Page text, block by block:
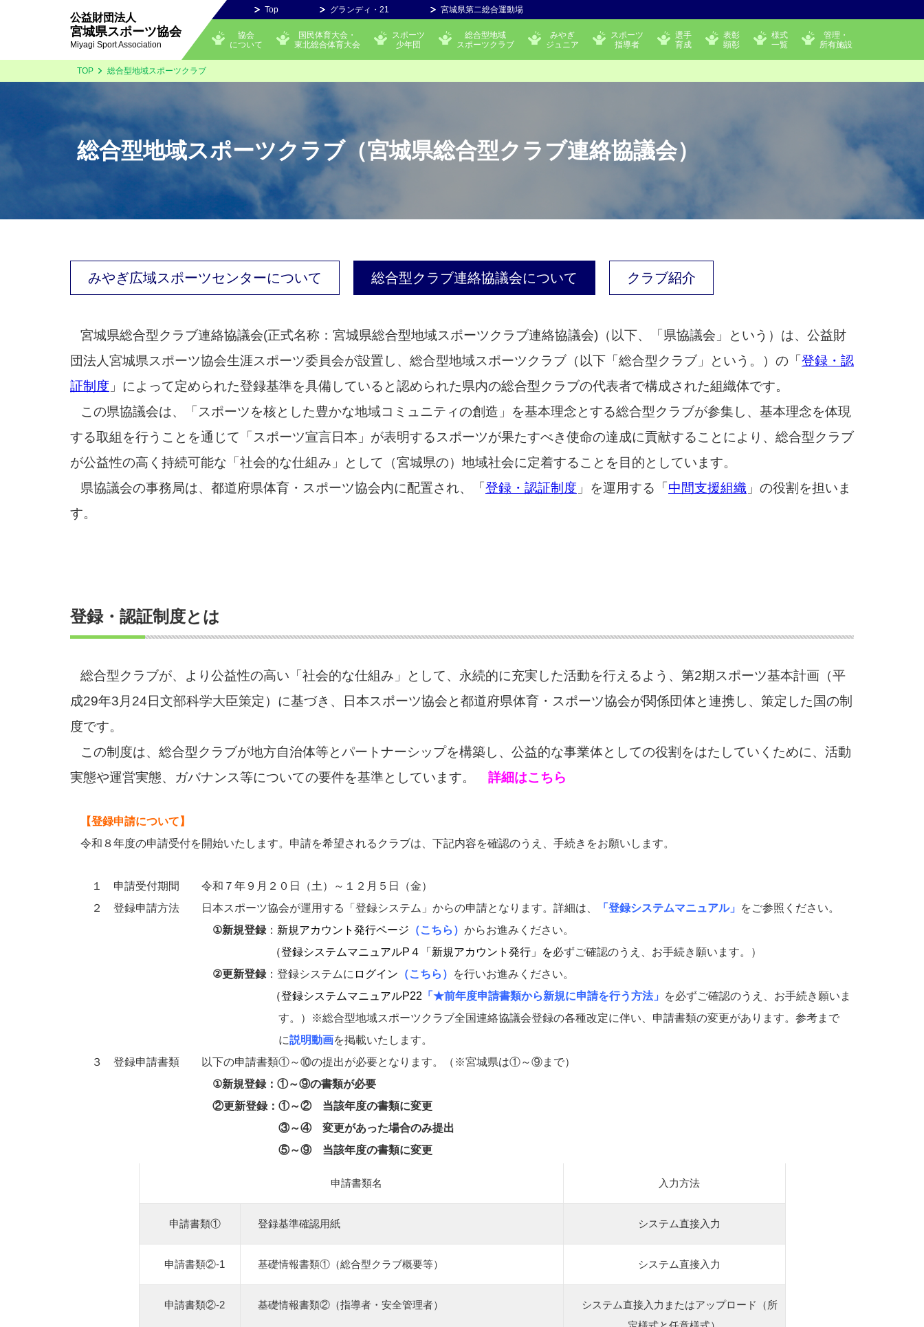
公益財団法人
宮城県スポーツ協会
Miyagi Sport Association
Top グランディ・21 宮城県第二総合運動場
協会
について
国民体育大会・
東北総合体育大会
スポーツ
少年団
総合型地域
スポーツクラブ
みやぎ
ジュニア
スポーツ
指導者
選手
育成
表彰
顕彰
様式
一覧
管理・
所有施設
TOP 総合型地域スポーツクラブ
総合型地域スポーツクラブ（宮城県総合型クラブ連絡協議会）
みやぎ広域スポーツセンターについて 総合型クラブ連絡協議会について クラブ紹介
宮城県総合型クラブ連絡協議会(正式名称：宮城県総合型地域スポーツクラブ連絡協議会)（以下、「県協議会」という）は、公益財
団法人宮城県スポーツ協会生涯スポーツ委員会が設置し、総合型地域スポーツクラブ（以下「総合型クラブ」という。）の「 登録・認
証制度 」によって定められた登録基準を具備していると認められた県内の総合型クラブの代表者で構成された組織体です。
この県協議会は、「スポーツを核とした豊かな地域コミュニティの創造」を基本理念とする総合型クラブが参集し、基本理念を体現
する取組を行うことを通じて「スポーツ宣言日本」が表明するスポーツが果たすべき使命の達成に貢献することにより、総合型クラブ
が公益性の高く持続可能な「社会的な仕組み」として（宮城県の）地域社会に定着することを目的としています。
県協議会の事務局は、都道府県体育・スポーツ協会内に配置され、「 登録・認証制度 」を運用する「 中間支援組織 」の役割を担いま
す。
登録・認証制度とは
総合型クラブが、より公益性の高い「社会的な仕組み」として、永続的に充実した活動を行えるよう、第2期スポーツ基本計画（平
成29年3月24日文部科学大臣策定）に基づき、日本スポーツ協会と都道府県体育・スポーツ協会が関係団体と連携し、策定した国の制
度です。
この制度は、総合型クラブが地方自治体等とパートナーシップを構築し、公益的な事業体としての役割をはたしていくために、活動
実態や運営実態、ガバナンス等についての要件を基準としています。 詳細はこちら
【登録申請について】
令和８年度の申請受付を開始いたします。申請を希望されるクラブは、下記内容を確認のうえ、手続きをお願いします。
１ 申請受付期間 令和７年９月２０日（土）～１２月５日（金）
２ 登録申請方法 日本スポーツ協会が運用する「登録システム」からの申請となります。詳細は、
「 登録システムマニュアル」
をご参照ください。
①新規登録 ： 新規アカウント発行ページ （こちら） からお進みください。
（登録システムマニュアルP４「新規アカウント発行」を必ずご確認のうえ、お手続き願いま す。）
②更新登録 ：登録システムに ログイン （こちら）
を行いお進みください。
（登録システムマニュアルP22 「 ★前年度申請書類から新規に申請を行う方法」 を必ずご確認のうえ、お手続き願いま
す。）※総合型地域スポーツクラブ全国連絡協議会登録の各種改定に伴い、申請書類の変更があります。参考まで
に説明動画を掲載いたします。
３ 登録申請書類 以下の申請書類①～⑩の提出が必要となります。（※宮城県は①～⑨まで）
①新規登録：①～⑨の書類が必要
②更新登録：①～② 当該年度の書類に変更
③～④ 変更があった場合のみ提出
⑤～⑨ 当該年度の書類に変更
申請書類名 入力方法
申請書類① 登録基準確認用紙 システム直接入力
申請書類②-1 基礎情報書類①（総合型クラブ概要等） システム直接入力
申請書類②-2 基礎情報書類②（指導者・安全管理者）
システム直接入力またはアップロード（所